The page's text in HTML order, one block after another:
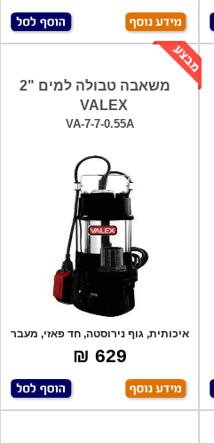
משאבה טבולה למים "2
VALEX
VA-7-7-0.55A
איכותית, גוף נירוסטה, חד פאזי, מעבר
חופש
629 ₪